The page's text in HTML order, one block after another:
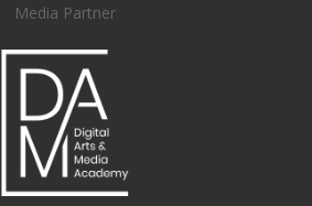
Media Partner